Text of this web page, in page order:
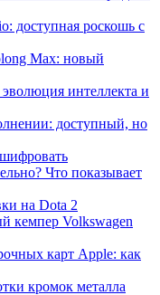
доступная роскошь с
Max: новый
интеллекта и
доступный, но
Что показывает
на Dota 2
кемпер Volkswagen
карт Apple: как
кромок металла